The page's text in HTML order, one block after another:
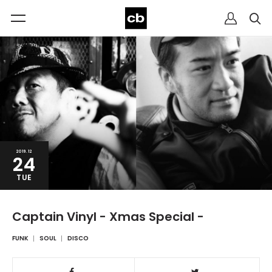
2019.12
24
TUE
Captain Vinyl - Xmas Special -
FUNK SOUL DISCO